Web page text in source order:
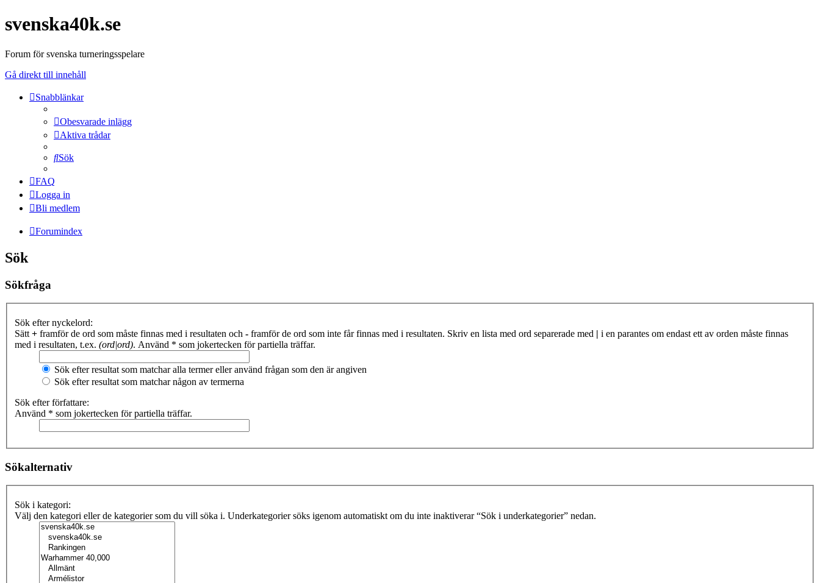
svenska40k.se
Forum för svenska turneringsspelare
Gå direkt till innehåll
Snabblänkar
Obesvarade inlägg
Aktiva trådar
Sök
FAQ
Logga in
Bli medlem
Forumindex
Sök
Sökfråga
Sök efter nyckelord:
Sätt + framför de ord som måste finnas med i resultaten och - framför de ord som inte får finnas med i resultaten. Skriv en lista med ord separerade med | i en parantes om endast ett av orden måste finnas
med i resultaten, t.ex. (ord|ord). Använd * som jokertecken för partiella träffar.
Sök efter resultat som matchar alla termer eller använd frågan som den är angiven
Sök efter resultat som matchar någon av termerna
Sök efter författare:
Använd * som jokertecken för partiella träffar.
Sökalternativ
Sök i kategori:
Välj den kategori eller de kategorier som du vill söka i. Underkategorier söks igenom automatiskt om du inte inaktiverar “Sök i underkategorier” nedan.